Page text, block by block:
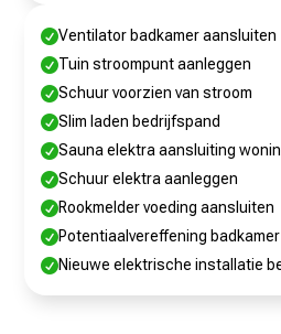
Ventilator badkamer aansluiten
Tuin stroompunt aanleggen
Schuur voorzien van stroom
Slim laden bedrijfspand
Sauna elektra aansluiting
Schuur elektra aanleggen
Rookmelder voeding aansluiten
Potentiaalvereffening
Nieuwe elektrische installatie